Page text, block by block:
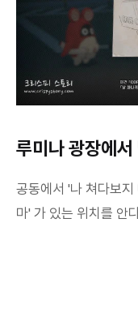
루미나 광장에서
공동에서 '나 쳐다보지
마' 가 있는 위치를 안